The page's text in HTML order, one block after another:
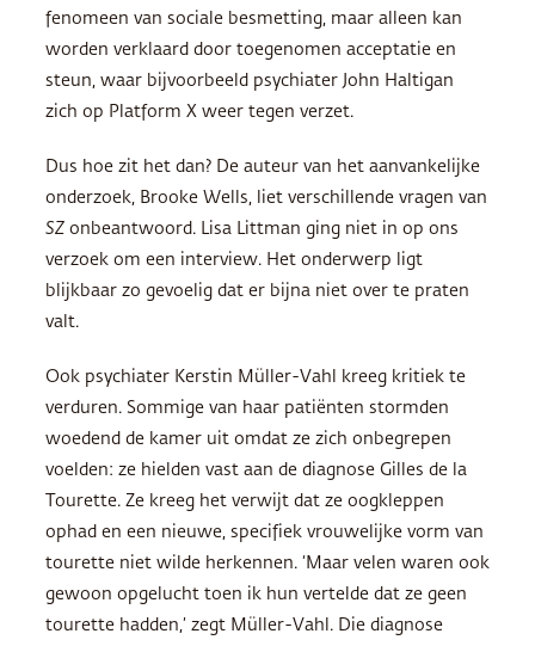
fenomeen van sociale besmetting, maar alleen kan
worden verklaard door toegenomen acceptatie en
steun, waar bijvoorbeeld psychiater John Haltigan
zich op Platform X weer tegen verzet.
Dus hoe zit het dan? De auteur van het aanvankelijke
onderzoek, Brooke Wells, liet verschillende vragen van
SZ onbeantwoord. Lisa Littman ging niet in op ons
verzoek om een interview. Het onderwerp ligt
blijkbaar zo gevoelig dat er bijna niet over te praten
valt.
Ook psychiater Kerstin Müller-Vahl kreeg kritiek te
verduren. Sommige van haar patiënten stormden
woedend de kamer uit omdat ze zich onbegrepen
voelden: ze hielden vast aan de diagnose Gilles de la
Tourette. Ze kreeg het verwijt dat ze oogkleppen
ophad en een nieuwe, specifiek vrouwelijke vorm van
tourette niet wilde herkennen. ‘Maar velen waren ook
gewoon opgelucht toen ik hun vertelde dat ze geen
tourette hadden,’ zegt Müller-Vahl. Die diagnose